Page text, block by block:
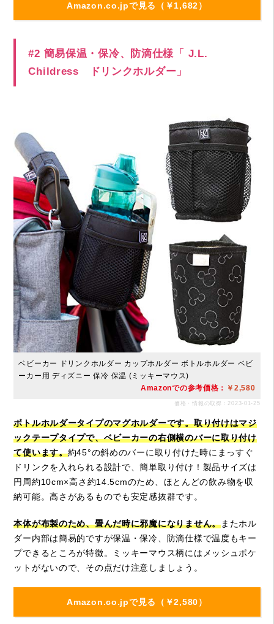
Amazon.co.jpで見る（￥1,682）
#2 簡易保温・保冷、防滴仕様「 J.L.
Childress ドリンクホルダー」
ベビーカー ドリンクホルダー カップホルダー ボトルホルダー ベビ
ーカー用 ディズニー 保冷 保温 (ミッキーマウス)
Amazonでの参考価格： ￥2,580
価格・情報の取得：2023-01-25
ボトルホルダータイプのマグホルダーです。取り付けはマジ
ックテープタイプで、ベビーカーの右側横のバーに取り付け
て使います。約45°の斜めのバーに取り付けた時にまっすぐ
ドリンクを入れられる設計で、簡単取り付け！製品サイズは
円周約10cm×高さ約14.5cmのため、ほとんどの飲み物を収
納可能。高さがあるものでも安定感抜群です。
本体が布製のため、畳んだ時に邪魔になりません。またホル
ダー内部は簡易的ですが保温・保冷、防滴仕様で温度もキー
プできるところが特徴。ミッキーマウス柄にはメッシュポケ
ットがないので、その点だけ注意しましょう。
Amazon.co.jpで見る（￥2,580）